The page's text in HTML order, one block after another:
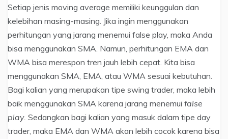
Setiap jenis moving average memiliki keunggulan dan
kelebihan masing-masing. Jika ingin menggunakan
perhitungan yang jarang menemui false play, maka Anda
bisa menggunakan SMA. Namun, perhitungan EMA dan
WMA bisa merespon tren jauh lebih cepat. Kita bisa
menggunakan SMA, EMA, atau WMA sesuai kebutuhan.
Bagi kalian yang merupakan tipe swing trader, maka lebih
baik menggunakan SMA karena jarang menemui false
play. Sedangkan bagi kalian yang masuk dalam tipe day
trader, maka EMA dan WMA akan lebih cocok karena bisa